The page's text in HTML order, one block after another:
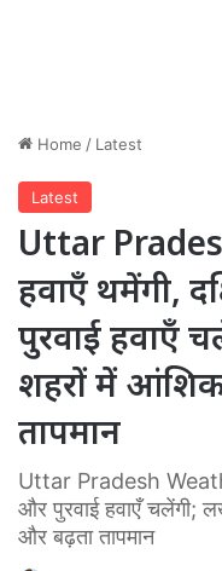
Home / Latest
Latest
Uttar
हवाएँ थमेंगी,
पुरवाई हवाएँ
शहरों में
तापमान
Uttar Pradesh
और पुरवाई हवाएँ
और बढ़ता तापमान